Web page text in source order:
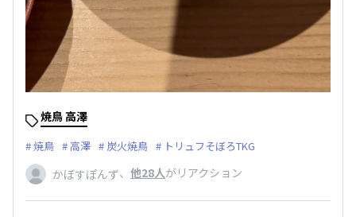
焼鳥 高澤
焼鳥 高澤 炭火焼鳥 トリュフそぼろTKG
かぼすぽんず、 他28人がリアクション